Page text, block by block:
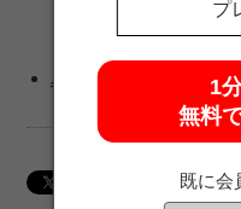
パスワードをお忘れで
プ
1
無料
既に会